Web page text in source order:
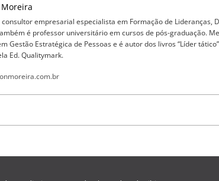
empresarial especialista em Formação de Lideranças,
é professor universitário em cursos de pós-graduação.
Gestão Estratégica de Pessoas e é autor dos livros “Líder
Ed. Qualitymark.